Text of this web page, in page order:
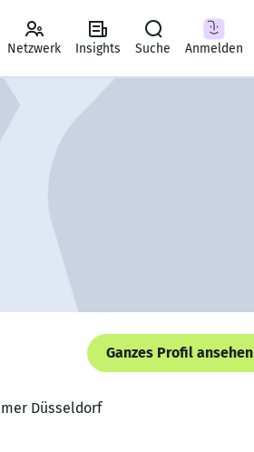
Netzwerk Insights Suche Anmelden
Ganzes Profil ansehen
Düsseldorf